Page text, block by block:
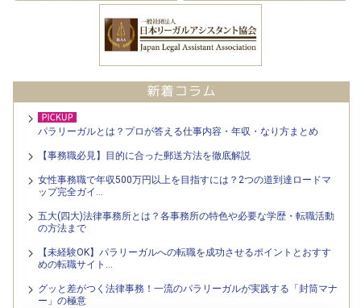
パラリーガルとは？プロが答える仕事内容・年収・なり方まとめ
【事務職必見】目的に合った郵送方法を徹底解説
女性事務職で年収500万円以上を目指すには？2つの道到達ロードマ
ップ完全ガイ…
五大(四大)法律事務所とは？各事務所の特色や必要な学歴・転職活動
の方法まで
【未経験OK】パラリーガルへの転職を成功させるポイントとおすす
めの転職サイト…
グッと差がつく法律事務！一流のパラリーガルが実践する「封筒マナ
ー」の極意